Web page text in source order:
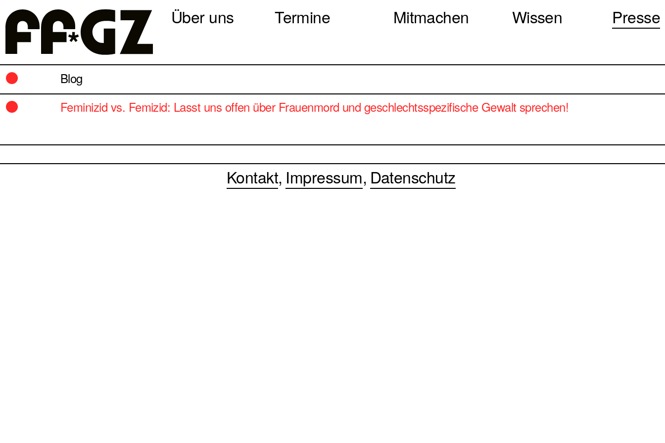
Über uns Termine Mitmachen Wissen Presse
Blog
Feminizid vs. Femizid: Lasst uns offen über Frauenmord und geschlechtsspezifische Gewalt sprechen!
Kontakt Impressum Datenschutz